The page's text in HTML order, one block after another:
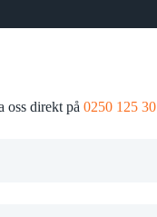
oss direkt på 0250 125 30